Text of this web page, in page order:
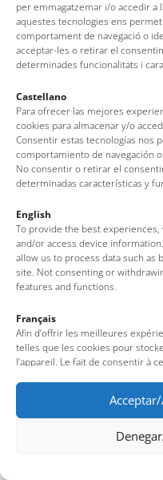
per emmagatzemar i/o accedir
aquestes tecnologies ens
comportament de navegació o
acceptar-les o retirar el
determinades funcionalitats i
Castellano
Para ofrecer las mejores
cookies para almacenar y/o
Consentir estas tecnologías nos
comportamiento de navegación
No consentir o retirar el
determinadas características y
English
To provide the best
and/or access device
allow us to process data such as
site. Not consenting or
features and functions.
Français
Afin d’offrir les meilleures
telles que les cookies pour
l’appareil. Le fait de consentir à
uniques sur ce site. Le fait de ne
consentement peut avoir un
caractéristiques du site.
Oficina de
Av. del Pelegrí, 25 –
(Girona
Tel: + 00 34 972 340